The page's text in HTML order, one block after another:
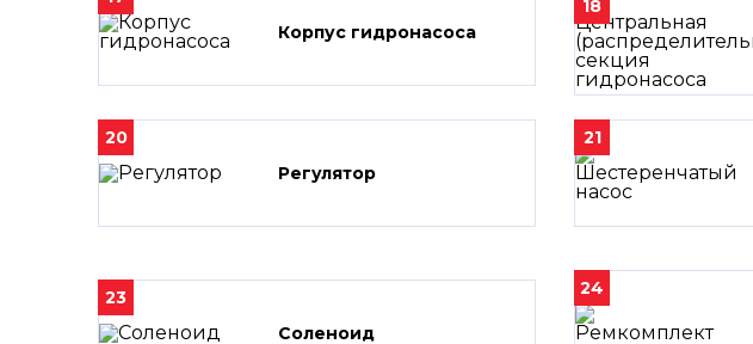
Корпус гидронасоса
18
20
Регулятор
21
23
Соленоид
24